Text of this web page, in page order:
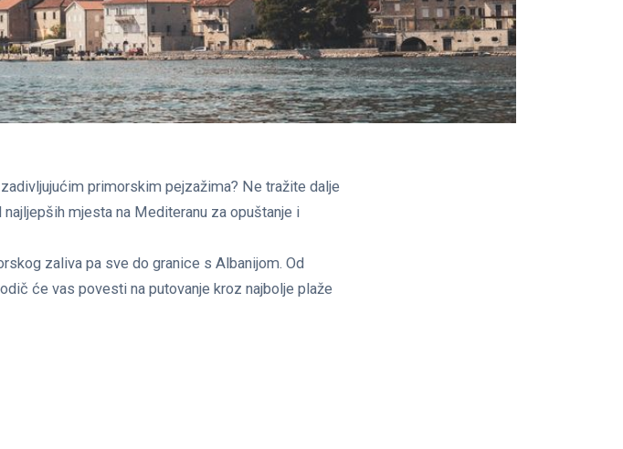
primorskim pejzažima? Ne tražite dalje
mjesta na Mediteranu za opuštanje i
zaliva pa sve do granice s Albanijom. Od
će vas povesti na putovanje kroz najbolje plaže